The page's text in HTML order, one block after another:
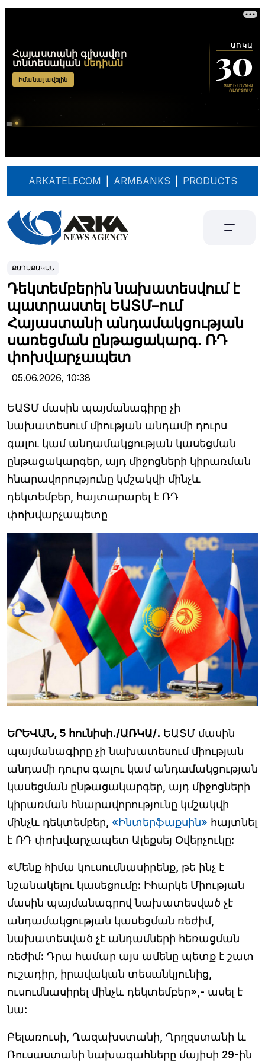
ARKATELECOM ARMBANKS PRODUCTS
ՔԱՂԱՔԱԿԱՆ
Դեկտեմբերին նախատեսվում է
պատրաստել ԵԱՏՄ–ում
Հայաստանի անդամակցության
սառեցման ընթացակարգ․ ՌԴ
փոխվարչապետ
05.06.2026, 10:38
ԵԱՏՄ մասին պայմանագիրը չի
նախատեսում միության անդամի դուրս
գալու կամ անդամակցության կասեցման
ընթացակարգեր, այդ միջոցների կիրառման
հնարավորությունը կմշակվի մինչև
դեկտեմբեր, հայտարարել է ՌԴ
փոխվարչապետը
ԵՐԵՎԱՆ, 5 հունիսի․/ԱՌԿԱ/․ ԵԱՏՄ մասին
պայմանագիրը չի նախատեսում միության
անդամի դուրս գալու կամ անդամակցության
կասեցման ընթացակարգեր, այդ միջոցների
կիրառման հնարավորությունը կմշակվի
մինչև դեկտեմբեր, «Ինտերֆաքսին» հայտնել
է ՌԴ փոխվարչապետ Ալեքսեյ Օվերչուկը:
«Մենք հիմա կուսումնասիրենք, թե ինչ է
նշանակելու կասեցումը: Իհարկե Միության
մասին պայմանագրով նախատեսված չէ
անդամակցության կասեցման ռեժիմ,
նախատեսված չէ անդամների հեռացման
ռեժիմ: Դրա համար այս ամենը պետք է շատ
ուշադիր, իրավական տեսանկյունից,
ուսումնասիրել մինչև դեկտեմբեր»,- ասել է
նա:
Բելառուսի, Ղազախստանի, Ղրղզստանի և
Ռուսաստանի նախագահները մայիսի 29-ին